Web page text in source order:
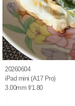
20260604
iPad mini (A17 Pro)
3.00mm f/1.80